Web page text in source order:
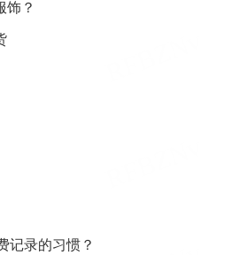
饰？
记录的习惯？